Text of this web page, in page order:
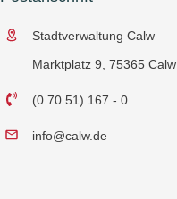
Stadtverwaltung Calw
Marktplatz 9, 75365 Calw
(0 70 51) 167 - 0
info@calw.de